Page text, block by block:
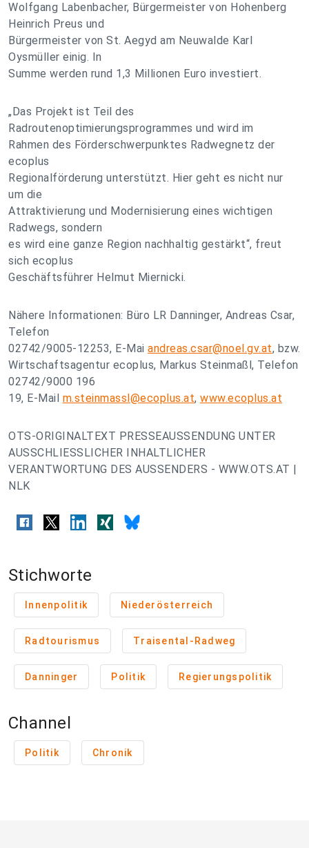
Wolfgang Labenbacher, Bürgermeister von Hohenberg
Heinrich Preus und
Bürgermeister von St. Aegyd am Neuwalde Karl
Oysmüller einig. In
Summe werden rund 1,3 Millionen Euro investiert.
„Das Projekt ist Teil des
Radroutenoptimierungsprogrammes und wird im
Rahmen des Förderschwerpunktes Radwegnetz der
ecoplus
Regionalförderung unterstützt. Hier geht es nicht nur
um die
Attraktivierung und Modernisierung eines wichtigen
Radwegs, sondern
es wird eine ganze Region nachhaltig gestärkt“, freut
sich ecoplus
Geschäftsführer Helmut Miernicki.
Nähere Informationen: Büro LR Danninger, Andreas Csar,
Telefon
02742/9005-12253, E-Mai andreas.csar@noel.gv.at, bzw.
Wirtschaftsagentur ecoplus, Markus Steinmaßl, Telefon
02742/9000 196
19, E-Mail m.steinmassl@ecoplus.at, www.ecoplus.at
OTS-ORIGINALTEXT PRESSEAUSSENDUNG UNTER
AUSSCHLIESSLICHER INHALTLICHER
VERANTWORTUNG DES AUSSENDERS - WWW.OTS.AT |
NLK
Stichworte
Innenpolitik Niederösterreich
Radtourismus Traisental-Radweg
Danninger Politik Regierungspolitik
Channel
Politik Chronik